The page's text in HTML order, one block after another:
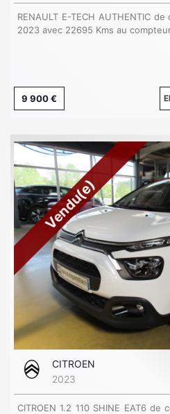
RENAULT E-TECH AUTHENTIC
2023 avec 22695 Kms au
9 900 €
Vendu(e)
CITROEN
2023
CITROEN 1.2 110 SHINE EAT6 de